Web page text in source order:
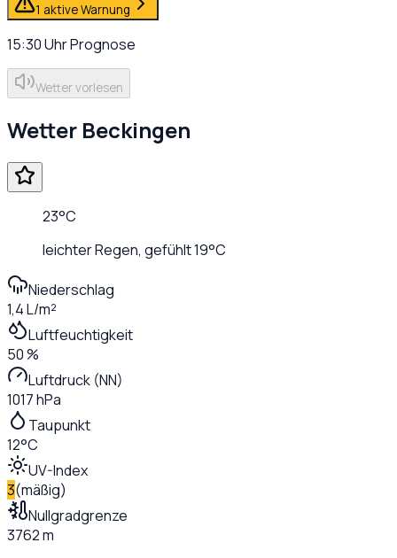
1 aktive Warnung
15:30UhrPrognose
Wetter vorlesen
Wetter Beckingen
23°C
leichter Regen, gefühlt19°C
Niederschlag
1,4 L/m²
Luftfeuchtigkeit
50 %
Luftdruck (NN)
1017 hPa
Taupunkt
12°C
UV-Index
3(mäßig)
Nullgradgrenze
3762 m